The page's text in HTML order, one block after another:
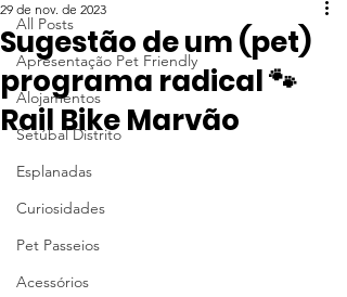
All Posts
Apresentação Pet Friendly
Alojamentos
Setúbal Distrito
Esplanadas
Curiosidades
Pet Passeios
Acessórios
Sugestão de um (pet)
programa radical 🐾
Rail Bike Marvão
29 de nov. de 2023